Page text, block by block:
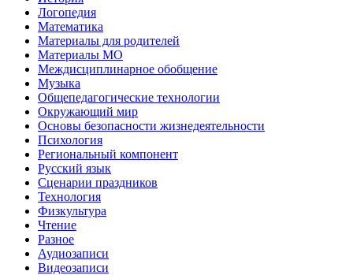
Логопедия
Математика
Материалы для родителей
Материалы МО
Междисциплинарное обобщение
Музыка
Общепедагогические технологии
Окружающий мир
Основы безопасности жизнедеятельности
Психология
Региональный компонент
Русский язык
Сценарии праздников
Технология
Физкультура
Чтение
Разное
Аудиозаписи
Видеозаписи